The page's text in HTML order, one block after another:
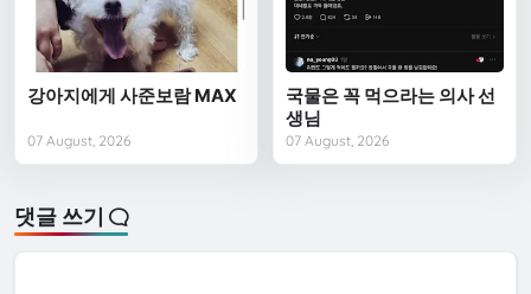
강아지에게 사준보람 MAX
07 August, 2026
국물은 꼭 먹으라는 의사 선
생님
07 August, 2026
댓글 쓰기